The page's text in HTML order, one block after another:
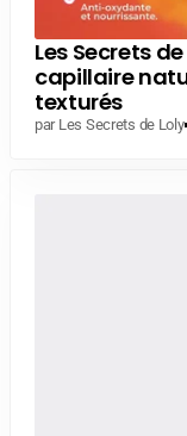
Les Secrets
capillaire
texturés
par Les Secrets de Loly